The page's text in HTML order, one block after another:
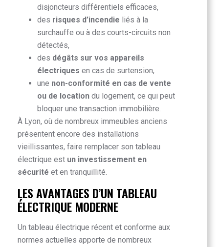
disjoncteurs différentiels efficaces,
des risques d’incendie liés à la
surchauffe ou à des courts-circuits non
détectés,
des dégâts sur vos appareils
électriques en cas de surtension,
une non-conformité en cas de vente
ou de location du logement, ce qui peut
bloquer une transaction immobilière.
À Lyon, où de nombreux immeubles anciens
présentent encore des installations
vieillissantes, faire remplacer son tableau
électrique est un investissement en
sécurité et en tranquillité.
LES AVANTAGES D’UN TABLEAU
ÉLECTRIQUE MODERNE
Un tableau électrique récent et conforme aux
normes actuelles apporte de nombreux